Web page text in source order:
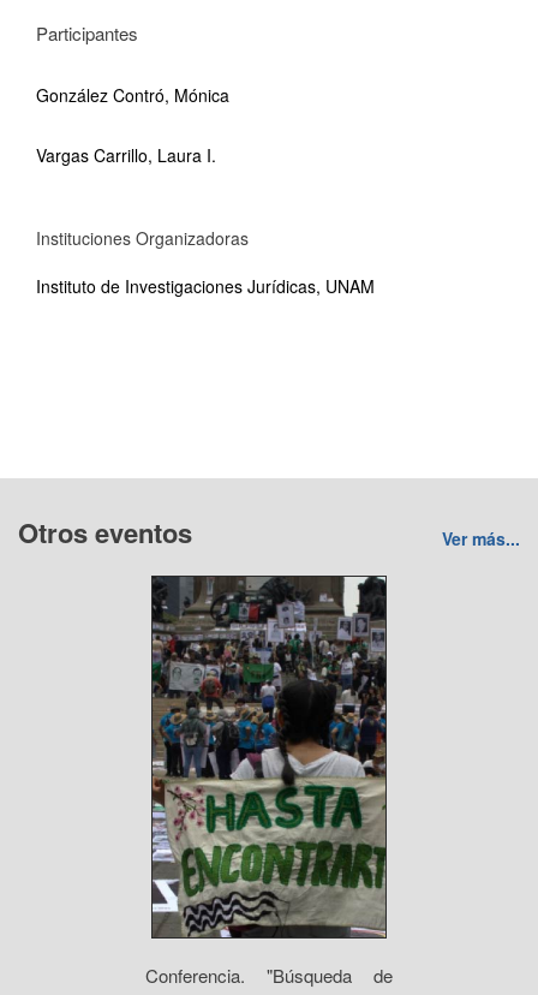
Participantes
González Contró, Mónica
Vargas Carrillo, Laura I.
Instituciones Organizadoras
Instituto de Investigaciones Jurídicas, UNAM
Otros eventos Ver más...
Conferencia. "Búsqueda de